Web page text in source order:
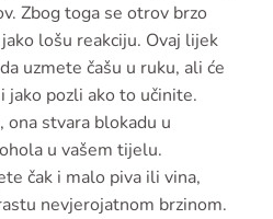
Zbog toga se otrov brzo
lošu reakciju. Ovaj lijek
uzmete čašu u ruku, ali će
jako pozli ako to učinite.
stvara blokadu u
u vašem tijelu.
čak i malo piva ili vina,
nevjerojatnom brzinom.